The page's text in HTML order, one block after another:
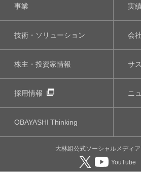
事業 実
技術・ソリューション 会
株主・投資家情報 サ
採用情報 ニ
OBAYASHIThinking
大林組公式ソーシャルメディア
YouTube